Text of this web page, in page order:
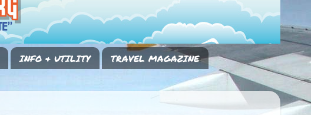
INFO & UTILITY
TRAVEL MAGAZINE